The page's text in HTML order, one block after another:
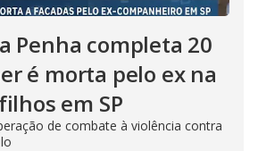
Penha completa 20
é morta pelo ex na
em SP
de combate à violência contra